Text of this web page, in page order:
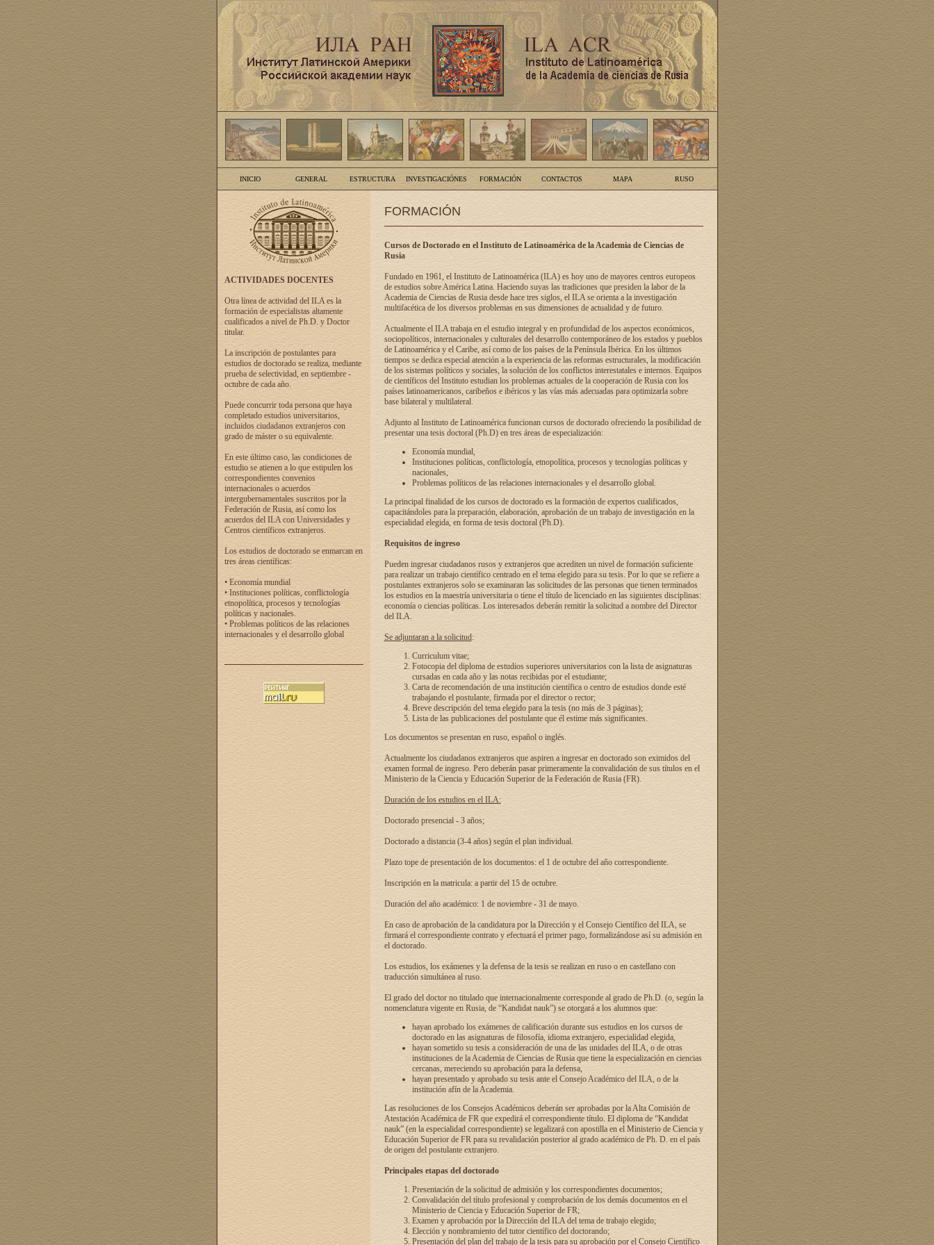
INICIO GENERAL ESTRUCTURA INVESTIGACIÓNES FORMACIÓN CONTACTOS MAPA RUSO
ACTIVIDADES DOCENTES
Otra línea de actividad del ILA es la
formación de especialistas altamente
cualificados a nivel de Ph.D. y Doctor
titular.
La inscripción de postulantes para
estudios de doctorado se realiza, mediante
prueba de selectividad, en septiembre -
octubre de cada año.
Puede concurrir toda persona que haya
completado estudios universitarios,
incluidos ciudadanos extranjeros con
grado de máster o su equivalente.
En este último caso, las condiciones de
estudio se atienen a lo que estipulen los
correspondientes convenios
internacionales o acuerdos
intergubernamentales suscritos por la
Federación de Rusia, así como los
acuerdos del ILA con Universidades y
Centros científicos extranjeros.
Los estudios de doctorado se enmarcan en
tres áreas científicas:
• Economía mundial
• Instituciones políticas, conflictología
etnopolítica, procesos y tecnologías
políticas y nacionales.
• Problemas políticos de las relaciones
internacionales y el desarrollo global
FORMACIÓN
Cursos de Doctorado en el Instituto de Latinoamérica de la Academia de Ciencias de
Rusia
Fundado en 1961, el Instituto de Latinoamérica (ILA) es hoy uno de mayores centros europeos
de estudios sobre América Latina. Haciendo suyas las tradiciones que presiden la labor de la
Academia de Ciencias de Rusia desde hace tres siglos, el ILA se orienta a la investigación
multifacética de los diversos problemas en sus dimensiones de actualidad y de futuro.
Actualmente el ILA trabaja en el estudio integral y en profundidad de los aspectos económicos,
sociopolíticos, internacionales y culturales del desarrollo contemporáneo de los estados y pueblos
de Latinoamérica y el Caribe, así como de los países de la Península Ibérica. En los últimos
tiempos se dedica especial atención a la experiencia de las reformas estructurales, la modificación
de los sistemas políticos y sociales, la solución de los conflictos interestatales e internos. Equipos
de científicos del Instituto estudian los problemas actuales de la cooperación de Rusia con los
países latinoamericanos, caribeños e ibéricos y las vías más adecuadas para optimizarla sobre
base bilateral y multilateral.
Adjunto al Instituto de Latinoamérica funcionan cursos de doctorado ofreciendo la posibilidad de
presentar una tesis doctoral (Ph.D) en tres áreas de especialización:
Economía mundial,
Instituciones políticas, conflictología, etnopolítica, procesos y tecnologías políticas y
nacionales,
Problemas políticos de las relaciones internacionales y el desarrollo global.
La principal finalidad de los cursos de doctorado es la formación de expertos cualificados,
capacitándoles para la preparación, elaboración, aprobación de un trabajo de investigación en la
especialidad elegida, en forma de tesis doctoral (Ph.D).
Requisitos de ingreso
Pueden ingresar ciudadanos rusos y extranjeros que acrediten un nivel de formación suficiente
para realizar un trabajo científico centrado en el tema elegido para su tesis. Por lo que se refiere a
postulantes extranjeros solo se examinaran las solicitudes de las personas que tienen terminados
los estudios en la maestría universitaria o tiene el título de licenciado en las siguientes disciplinas:
economía o ciencias políticas. Los interesados deberán remitir la solicitud a nombre del Director
del ILA.
Se adjuntaran a la solicitud:
Curriculum vitae;
Fotocopia del diploma de estudios superiores universitarios con la lista de asignaturas
cursadas en cada año y las notas recibidas por el estudiante;
Carta de recomendación de una institución científica o centro de estudios donde esté
trabajando el postulante, firmada por el director o rector;
Breve descripción del tema elegido para la tesis (no más de 3 páginas);
Lista de las publicaciones del postulante que él estime más significantes.
Los documentos se presentan en ruso, español o inglés.
Actualmente los ciudadanos extranjeros que aspiren a ingresar en doctorado son eximidos del
examen formal de ingreso. Pero deberán pasar primeramente la convalidación de sus títulos en el
Ministerio de la Ciencia y Educación Superior de la Federación de Rusia (FR).
Duración de los estudios en el ILA:
Doctorado presencial - 3 años;
Doctorado a distancia (3-4 años) según el plan individual.
Plazo tope de presentación de los documentos: el 1 de octubre del año correspondiente.
Inscripción en la matricula: a partir del 15 de octubre.
Duración del año académico: 1 de noviembre - 31 de mayo.
En caso de aprobación de la candidatura por la Dirección y el Consejo Científico del ILA, se
firmará el correspondiente contrato y efectuará el primer pago, formalizándose así su admisión en
el doctorado.
Los estudios, los exámenes y la defensa de la tesis se realizan en ruso o en castellano con
traducción simultánea al ruso.
El grado del doctor no titulado que internacionalmente corresponde al grado de Ph.D. (o, según la
nomenclatura vigente en Rusia, de “Kandidat nauk”) se otorgará a los alumnos que:
hayan aprobado los exámenes de calificación durante sus estudios en los cursos de
doctorado en las asignaturas de filosofía, idioma extranjero, especialidad elegida,
hayan sometido su tesis a consideración de una de las unidades del ILA, o de otras
instituciones de la Academia de Ciencias de Rusia que tiene la especialización en ciencias
cercanas, mereciendo su aprobación para la defensa,
hayan presentado y aprobado su tesis ante el Consejo Académico del ILA, o de la
institución afín de la Academia.
Las resoluciones de los Consejos Académicos deberán ser aprobadas por la Alta Comisión de
Atestación Académica de FR que expedirá el correspondiente título. El diploma de “Kandidat
nauk” (en la especialidad correspondiente) se legalizará con apostilla en el Ministerio de Ciencia y
Educación Superior de FR para su revalidación posterior al grado académico de Ph. D. en el país
de origen del postulante extranjero.
Principales etapas del doctorado
Presentación de la solicitud de admisión y los correspondientes documentos;
Convalidación del título profesional y comprobación de los demás documentos en el
Ministerio de Ciencia y Educación Superior de FR;
Examen y aprobación por la Dirección del ILA del tema de trabajo elegido;
Elección y nombramiento del tutor científico del doctorando;
Presentación del plan del trabajo de la tesis para su aprobación por el Consejo Científico